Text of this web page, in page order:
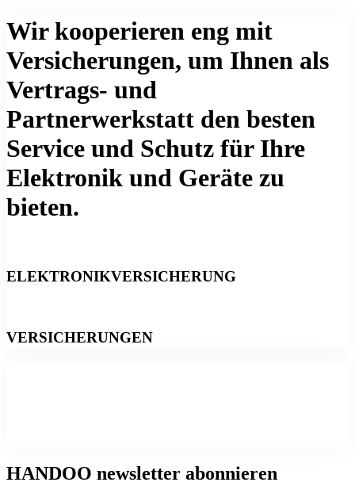
Wir kooperieren eng mit
Versicherungen, um Ihnen als
Vertrags- und
Partnerwerkstatt den besten
Service und Schutz für Ihre
Elektronik und Geräte zu
bieten.
ELEKTRONIKVERSICHERUNG
VERSICHERUNGEN
HANDOO newsletter abonnieren